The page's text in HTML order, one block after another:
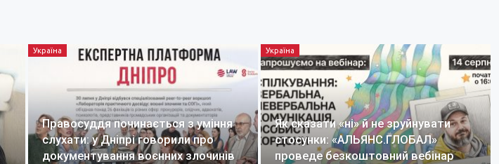
Україна
Правосуддя починається з уміння
слухати: у Дніпрі говорили про
документування воєнних злочинів
Україна
Як сказати «ні» й не зруйнувати
стосунки: «АЛЬЯНС.ГЛОБАЛ»
проведе безкоштовний вебінар